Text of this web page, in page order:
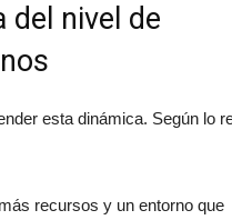
del nivel de
esta dinámica. Según lo
recursos y un entorno que